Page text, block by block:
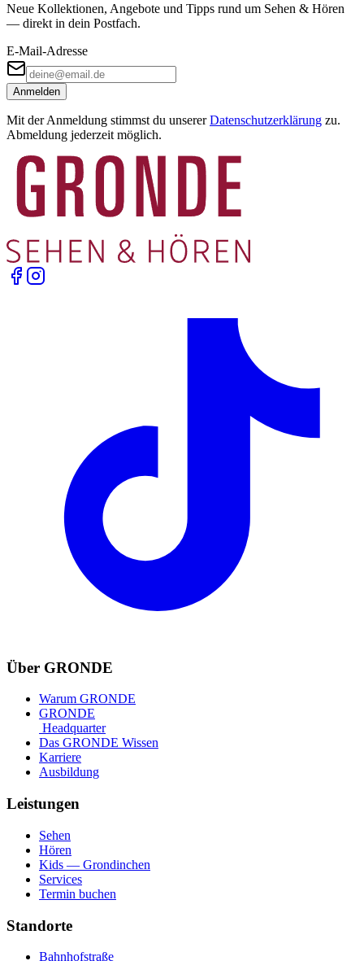
Neue Kollektionen, Angebote und Tipps rund um Sehen & Hören
— direkt in dein Postfach.
E-Mail-Adresse
Anmelden
Mit der Anmeldung stimmst du unserer Datenschutzerklärung zu.
Abmeldung jederzeit möglich.
Über GRONDE
Warum GRONDE
GRONDE
Headquarter
Das GRONDE Wissen
Karriere
Ausbildung
Leistungen
Sehen
Hören
Kids — Grondinchen
Services
Termin buchen
Standorte
Bahnhofstraße